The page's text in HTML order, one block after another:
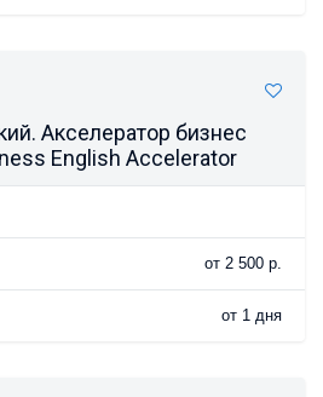
Акселератор бизнес
English Accelerator
от 2 500 р.
от 1 дня